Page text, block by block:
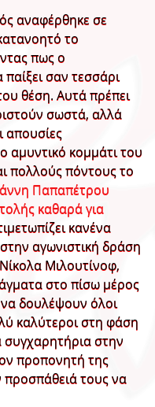
αναφέρθηκε σε
το
πως ο
σαν τεσσάρι
θέση. Αυτά πρέπει
σωστά, αλλά
απουσίες
κομμάτι του
πολλούς πόντους το
Παπαπέτρου
καθαρά για
κανένα
αγωνιστική δράση
Μιλουτίνοφ,
στο πίσω μέρος
δουλέψουν όλοι
καλύτεροι στη φάση
στην
προπονητή της
τους να